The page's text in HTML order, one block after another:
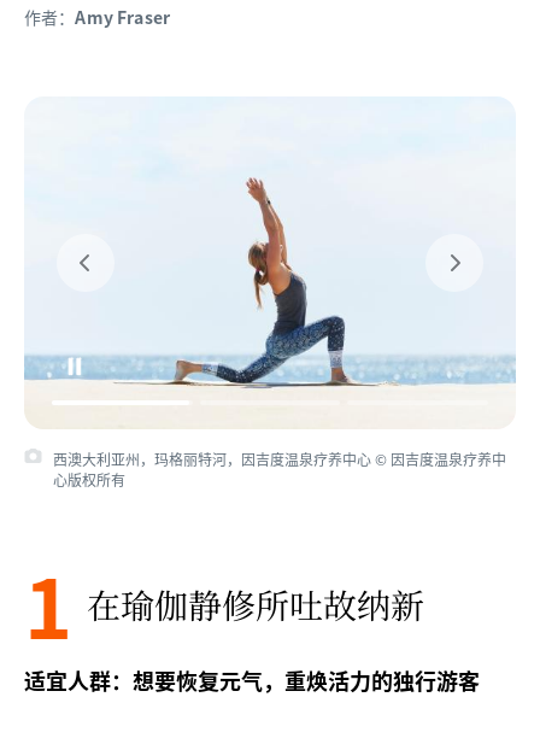
作者：Amy Fraser
西澳大利亚州，玛格丽特河，瑜伽养生豪华露营探险之旅 © Australian
Wildlife Adventures 版权所有
1 在瑜伽静修所吐故纳新
适宜人群：想要恢复元气，重焕活力的独行游客